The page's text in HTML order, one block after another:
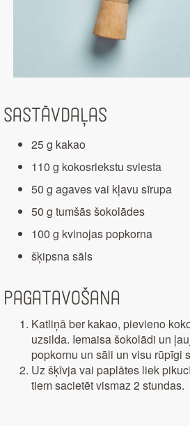
Sastāvdaļas
25 g kakao
110 g kokosriekstu sviesta
50 g agaves vai kļavu sīrupa
50 g tumšās šokolādes
100 g kvinojas popkorna
šķipsna sāls
Pagatavošana
Katliņā ber kakao, pievieno
uzsilda. Iemaisa šokolādi un
popkornu un sāli un visu rūpīgi
Uz šķīvja vai paplātes liek
tiem sacietēt vismaz 2 stundas.